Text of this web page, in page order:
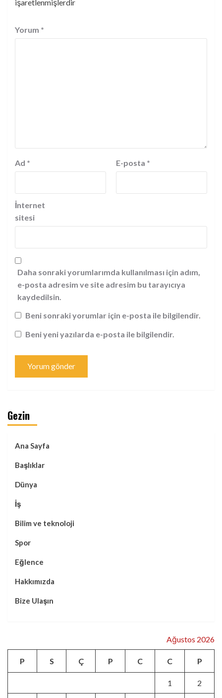
işaretlenmişlerdir
Yorum *
Ad * E-posta *
İnternet
sitesi
Daha sonraki yorumlarımda kullanılması için adım,
e-posta adresim ve site adresim bu tarayıcıya
kaydedilsin.
Beni sonraki yorumlar için e-posta ile bilgilendir.
Beni yeni yazılarda e-posta ile bilgilendir.
Gezin
Ana Sayfa
Başlıklar
Dünya
İş
Bilim ve teknoloji
Spor
Eğlence
Hakkımızda
Bize Ulaşın
Ağustos 2026
P S Ç P C C P
1 2